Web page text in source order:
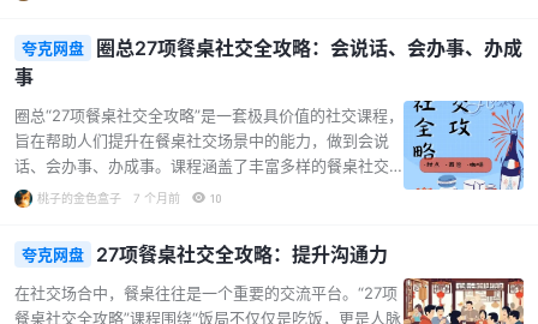
社交能力的职场新人，还是…...
妹子聊天》教程从基础篇入手，讲解不回信息处理、朋
友圈建设、微信互动规则等；技巧篇则有聊天关键、冷
读使用方法、完美话题等内容；社交软件聊天篇对社交
软件使用进行剖析；实战篇更是提供了众多实用的微信
聊天及邀约技巧。 美女老师授课的部分，围绕正确开场
白、星座情感话题、调情手法、聊天框架维护等展开，
还对女性心理进行分析。 本课程适合渴望提升恋爱社交
能力、改善与异性沟…...
夸克网盘
圈总27项餐桌社交全攻略：会说话、会办事、办成
事
圈总“27项餐桌社交全攻略”是一套极具价值的社交课程，
旨在帮助人们提升在餐桌社交场景中的能力，做到会说
话、会办事、办成事。课程涵盖了丰富多样的餐桌社交
场景与技巧。从饭局社交的本质认知——吃出人脉和感
礼物管理，助力社交力量，到如何用合适的花费打造完
美饭局，以及组织饭局的诀窍等。在社交技巧方面，课
程细致讲解了座位安排、开场自我介绍、敬酒话术、夸
人技巧、与陌生人破冰、活跃气氛、应对尴尬局面等内
桃子的金色盒子 7 个月前 10
夸克网盘 27项餐桌社交全攻略：提升沟通力
在社交场合中，餐桌往往是一个重要的交流平台。“27项
餐桌社交全攻略”课程围绕“饭局不仅仅是吃饭，更是人脉